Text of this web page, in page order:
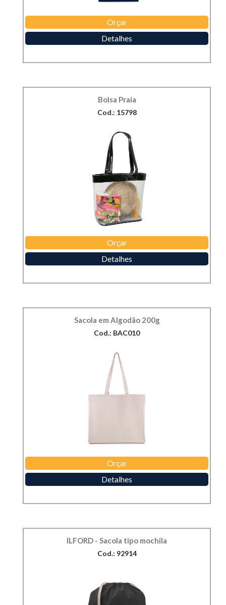
Orçar
Detalhes
Bolsa Praia
Cod.: 15798
Orçar
Detalhes
Sacola em Algodão 200g
Cod.: BAC010
Orçar
Detalhes
ILFORD - Sacola tipo mochila
Cod.: 92914